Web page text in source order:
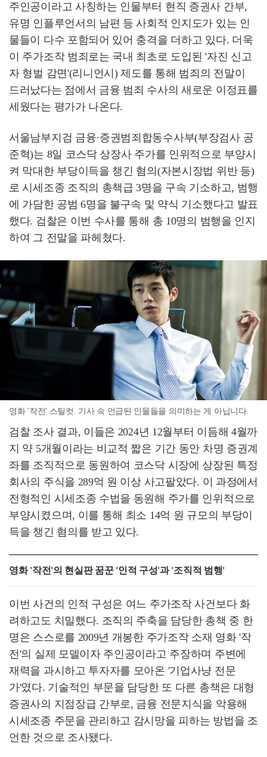
주인공이라고 사칭하는 인물부터 현직 증권사 간부,
유명 인플루언서의 남편 등 사회적 인지도가 있는 인
물들이 다수 포함되어 있어 충격을 더하고 있다. 더욱
이 주가조작 범죄로는 국내 최초로 도입된 '자진 신고
자 형벌 감면'(리니언시) 제도를 통해 범죄의 전말이
드러났다는 점에서 금융 범죄 수사의 새로운 이정표를
세웠다는 평가가 나온다.
서울남부지검 금융·증권범죄합동수사부(부장검사 공
준혁)는 8일 코스닥 상장사 주가를 인위적으로 부양시
켜 막대한 부당이득을 챙긴 혐의(자본시장법 위반 등)
로 시세조종 조직의 총책급 3명을 구속 기소하고, 범행
에 가담한 공범 6명을 불구속 및 약식 기소했다고 발표
했다. 검찰은 이번 수사를 통해 총 10명의 범행을 인지
하여 그 전말을 파헤쳤다.
영화 '작전' 스틸컷. 기사 속 언급된 인물들을 의미하는 게 아닙니다.
검찰 조사 결과, 이들은 2024년 12월부터 이듬해 4월까
지 약 5개월이라는 비교적 짧은 기간 동안 차명 증권계
좌를 조직적으로 동원하여 코스닥 시장에 상장된 특정
회사의 주식을 289억 원 이상 사고팔았다. 이 과정에서
전형적인 시세조종 수법을 동원해 주가를 인위적으로
부양시켰으며, 이를 통해 최소 14억 원 규모의 부당이
득을 챙긴 혐의를 받고 있다.
영화 '작전'의 현실판 꿈꾼 '인적 구성'과 '조직적 범행'
이번 사건의 인적 구성은 여느 주가조작 사건보다 화
려하고도 치밀했다. 조직의 주축을 담당한 총책 중 한
명은 스스로를 2009년 개봉한 주가조작 소재 영화 '작
전'의 실제 모델이자 주인공이라고 주장하며 주변에
재력을 과시하고 투자자를 모아온 '기업사냥 전문
가'였다. 기술적인 부문을 담당한 또 다른 총책은 대형
증권사의 지점장급 간부로, 금융 전문지식을 악용해
시세조종 주문을 관리하고 감시망을 피하는 방법을 조
언한 것으로 조사됐다.